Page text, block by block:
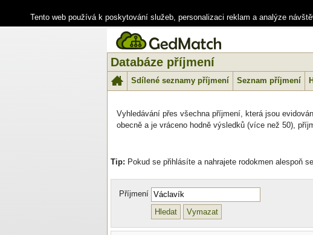
Tento web používá k poskytování služeb, personalizaci reklam a analýze
Databáze příjmení
Sdílené seznamy příjmení
Seznam příjmení
Vyhledávání přes všechna příjmení, která jsou
obecně a je vráceno hodně výsledků (více než 50),
Tip: Pokud se přihlásíte a nahrajete rodokmen alespoň
Příjmení